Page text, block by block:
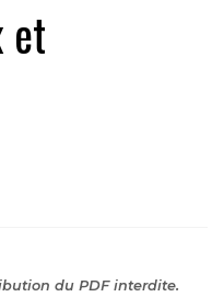
et
du PDF interdite.